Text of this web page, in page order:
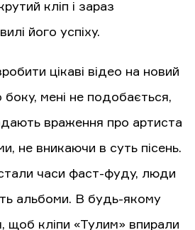
кліп і зараз
його успіху.
цікаві відео на новий
боку, мені не подобається,
враження про артиста
не вникаючи в суть пісень.
часи фаст-фуду, люди
альбоми. В будь-якому
щоб кліпи «Тулим» впирали